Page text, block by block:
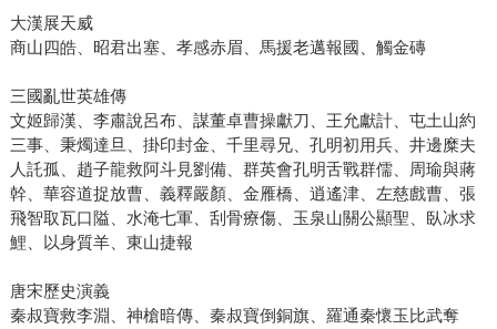
大漢展天威
商山四皓、昭君出塞、孝感赤眉、馬援老邁報國、觸金磚
三國亂世英雄傳
文姬歸漢、李肅說呂布、謀董卓曹操獻刀、王允獻計、屯土山約
三事、秉燭達旦、掛印封金、千里尋兄、孔明初用兵、井邊糜夫
人託孤、趙子龍救阿斗見劉備、群英會孔明舌戰群儒、周瑜與蔣
幹、華容道捉放曹、義釋嚴顏、金雁橋、逍遙津、左慈戲曹、張
飛智取瓦口隘、水淹七軍、刮骨療傷、玉泉山關公顯聖、臥冰求
鯉、以身質羊、東山捷報
唐宋歷史演義
秦叔寶救李淵、神槍暗傳、秦叔寶倒銅旗、羅通秦懷玉比武奪